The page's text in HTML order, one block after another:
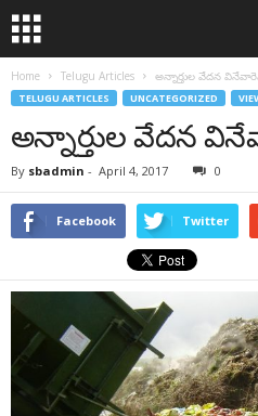
Home Telugu Articles అన్నార్తుల వేదన
TELUGU ARTICLES UNCATEGORIZED
అన్నార్తుల వేదన
By sbadmin - April 4, 2017 0
Facebook Twitter